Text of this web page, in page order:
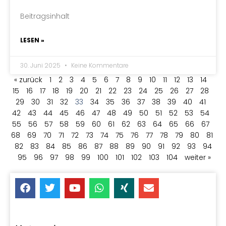
Beitragsinhalt
LESEN »
30. Juni 2025 Keine Kommentare
« zurück 1 2 3 4 5 6 7 8 9 10 11 12 13
14
15
16 17 18 19 20 21 22 23 24 25 26 27
28
29
30 31 32 33 34 35 36 37 38 39 40
41
42
43 44 45 46 47 48 49 50 51 52 53
54
55
56 57 58 59 60 61 62 63 64 65 66
67
68
69 70 71 72 73 74 75 76 77 78 79 80
81
82
83 84 85 86 87 88 89 90 91 92 93
94
95
96 97 98 99 100 101 102 103 104 weiter »